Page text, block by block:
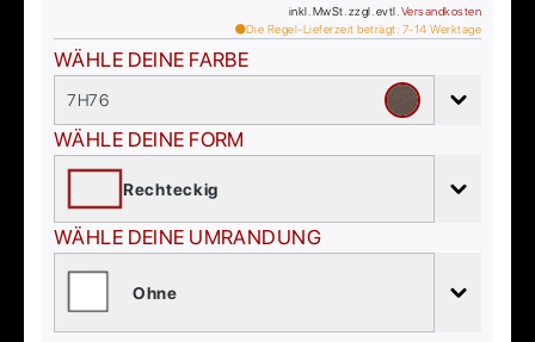
inkl. MwSt. zzgl. evtl. Versandkosten
Die Regel-Lieferzeit beträgt: 7-14 Werktage
WÄHLE DEINE FARBE
7H76
WÄHLE DEINE FORM
Rechteckig
WÄHLE DEINE UMRANDUNG
Ohne